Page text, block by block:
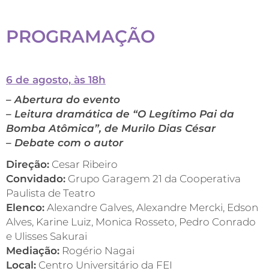
PROGRAMAÇÃO
6 de agosto, às 18h
– Abertura do evento
– Leitura dramática de “O Legítimo Pai da
Bomba Atômica”, de Murilo Dias César
– Debate com o autor
Direção: Cesar Ribeiro
Convidado: Grupo Garagem 21 da Cooperativa
Paulista de Teatro
Elenco: Alexandre Galves, Alexandre Mercki, Edson
Alves, Karine Luiz, Monica Rosseto, Pedro Conrado
e Ulisses Sakurai
Mediação: Rogério Nagai
Local: Centro Universitário da FEI